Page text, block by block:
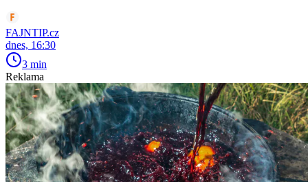
FAJNTIP.cz
dnes, 16:30
3 min
Reklama